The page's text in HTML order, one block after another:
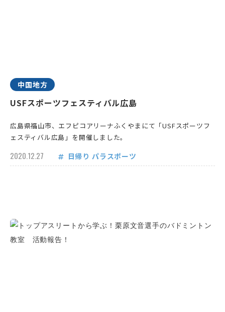
中国地方
USFスポーツフェスティバル広島
広島県福山市、エフピコアリーナふくやまにて「USFスポーツフ
ェスティバル広島」を開催しました。
2020.12.27 日帰り パラスポーツ